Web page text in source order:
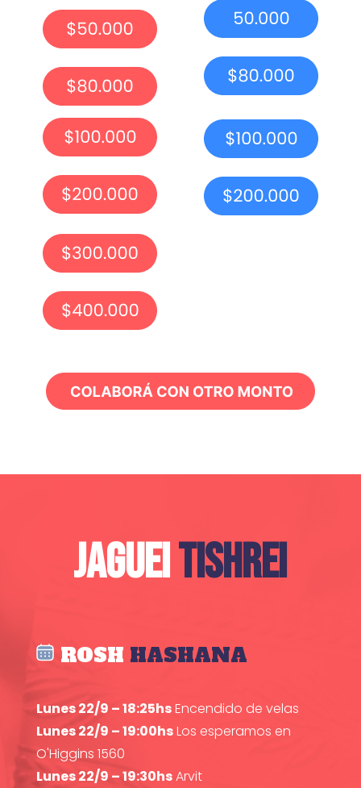
JAGUEITISHREI
ROSH HASHANA
Lunes 22/9 – 18:25hsEncendido de velas
Lunes 22/9 – 19:00hsLos esperamos en
O'Higgins 1560
Lunes 22/9 – 19:30hsArvit